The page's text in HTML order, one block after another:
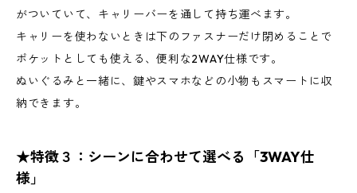
がついていて、キャリーバーを通して持ち運べます。
キャリーを使わないときは下のファスナーだけ閉めることで
ポケットとしても使える、便利な2WAY仕様です。
ぬいぐるみと一緒に、鍵やスマホなどの小物もスマートに収
納できます。
★特徴３：シーンに合わせて選べる「3WAY仕
様」